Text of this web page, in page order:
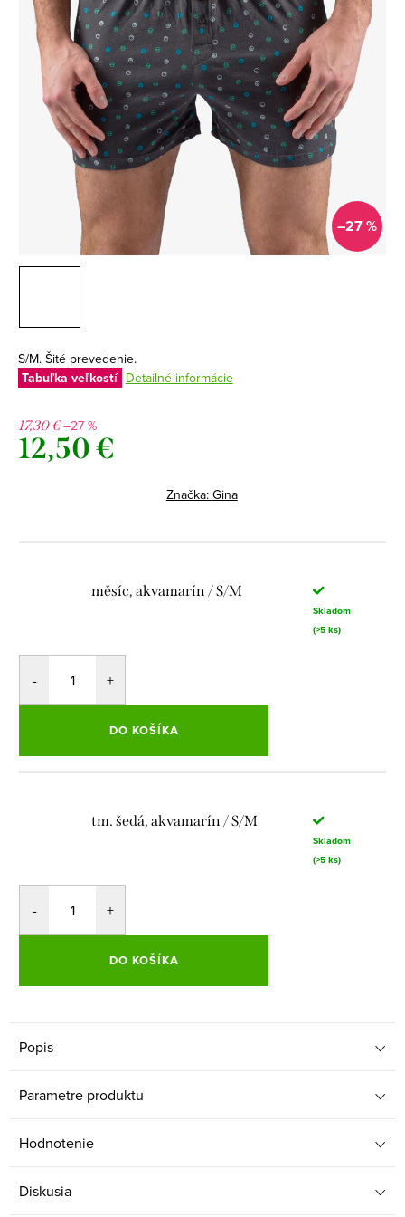
–27 %
S/M. Šité prevedenie.
Tabuľka veľkostí Detailné informácie
17,30 €–27 %
12,50 €
Značka: Gina
měsíc, akvamarín / S/M
Skladom
(>5 ks)
DO KOŠÍKA
tm. šedá, akvamarín / S/M
Skladom
(>5 ks)
DO KOŠÍKA
Popis
Parametre produktu
Hodnotenie
Diskusia